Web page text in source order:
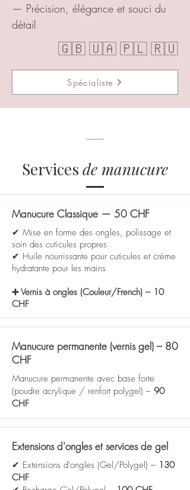
— Précision, élégance et souci du
détail
🇬🇧 🇺🇦 🇵🇱 🇷🇺
Spécialiste
Services de manucure
Manucure Classique — 50 CHF
✔ Mise en forme des ongles, polissage et
soin des cuticules propres
✔ Huile nourrissante pour cuticules et crème
hydratante pour les mains
➕ Vernis à ongles (Couleur/French) – 10
CHF
Manucure permanente (vernis gel) – 80
CHF
Manucure permanente avec base forte
(poudre acrylique / renfort polygel) – 90
CHF
Extensions d'ongles et services de gel
✔ Extensions d'ongles (Gel/Polygel) – 130
CHF